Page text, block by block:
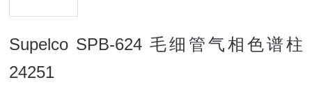
Supelco SPB-624 毛细管气相色谱柱
24251